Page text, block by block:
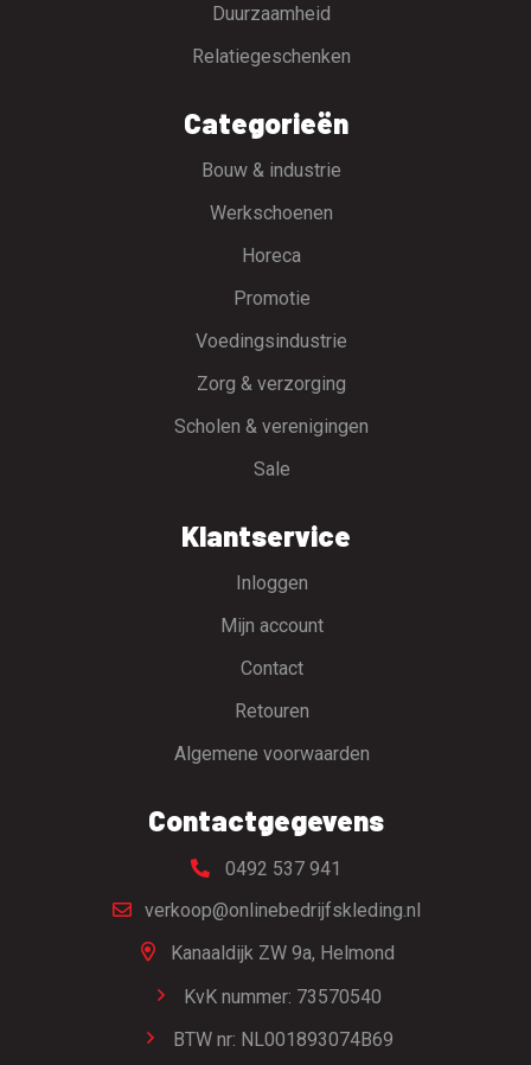
Duurzaamheid
Relatiegeschenken
Categorieën
Bouw & industrie
Werkschoenen
Horeca
Promotie
Voedingsindustrie
Zorg & verzorging
Scholen & verenigingen
Sale
Klantservice
Inloggen
Mijn account
Contact
Retouren
Algemene voorwaarden
Contactgegevens
0492 537 941
verkoop@onlinebedrijfskleding.nl
Kanaaldijk ZW 9a, Helmond
KvK nummer: 73570540
BTW nr: NL001893074B69